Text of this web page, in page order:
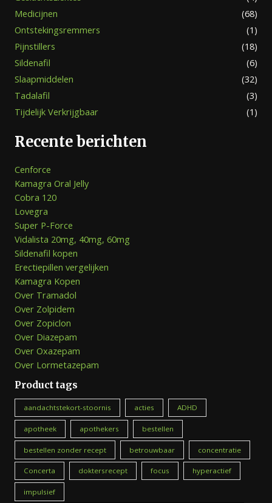
Medicijnen
(68)
Ontstekingsremmers
(1)
Pijnstillers
(18)
Sildenafil
(6)
Slaapmiddelen
(32)
Tadalafil
(3)
Tijdelijk Verkrijgbaar
(1)
Recente berichten
Cenforce
Kamagra Oral Jelly
Cobra 120
Lovegra
Super P-Force
Vidalista 20mg, 40mg, 60mg
Sildenafil kopen
Erectiepillen vergelijken
Kamagra Kopen
Over Tramadol
Over Zolpidem
Over Zopiclon
Over Diazepam
Over Oxazepam
Over Lormetazepam
Product tags
aandachtstekort-stoornis acties ADHD
apotheek apothekers bestellen
bestellen zonder recept betrouwbaar concentratie
Concerta doktersrecept focus hyperactief
impulsief